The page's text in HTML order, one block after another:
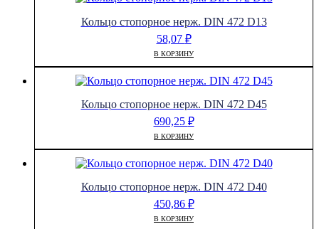
Кольцо стопорное нерж. DIN 472 D13
58,07 ₽
В КОРЗИНУ
Кольцо стопорное нерж. DIN 472 D45
690,25 ₽
В КОРЗИНУ
Кольцо стопорное нерж. DIN 472 D40
450,86 ₽
В КОРЗИНУ